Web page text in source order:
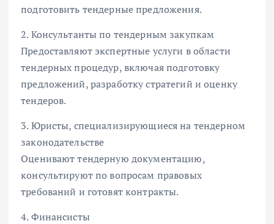
подготовить тендерные предложения.
2. Консультанты по тендерным закупкам
Предоставляют экспертные услуги в области
тендерных процедур, включая подготовку
предложений, разработку стратегий и оценку
тендеров.
3. Юристы, специализирующиеся на тендерном
законодательстве
Оценивают тендерную документацию,
консультируют по вопросам правовых
требований и готовят контракты.
4. Финансисты